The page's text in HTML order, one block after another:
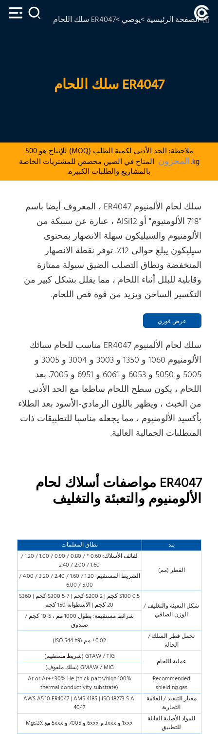
الصفحة الرئيسية>يوصي>ER4047 سلك اللحام
ER4047 سلك اللحام
ملاحظة: الحد الأدنى لكمية الطلب (MOQ) للإنتاج هو 500
kg. المخزون المتاح في الصين مخصص للمشتريات الخاصة
بالمشاريع والطلبات الكبيرة.
سلك لحام الألمنيوم ER4047 ، المعروف أيضا باسم
"718 الألومنيوم" أو AlSi12 ، عبارة عن سبيكة من
الألومنيوم والسيليكون سهلة الانصهار بمحتوى
سيليكون يبلغ حوالي 12٪. توفر نقطة الانصهار
المنخفضة ونطاق التصلب الضيق سيولة ممتازة
وقابلية للبلل أثناء اللحام ، مما يقلل بشكل كبير من
التكسير الساخن ويزيد من قوة قص اللحام.
عرض فوري
سلك لحام الألمنيوم ER4047 مناسب للحام سبائك
الألومنيوم 1060 و 1350 و 3003 و 3004 و 3005 و
5005 و 5050 و 6053 و 6061 و 6951 و 7005. بعد
اللحام ، يكون سطح اللحام ساطعا مع الحد الأدنى
من الخبث ، ويظهر باللون الرمادي-الأسود بعد الطلاء
بأكسيد الألومنيوم ، مما يجعله مناسبا للتطبيقات ذات
المتطلبات الجمالية العالية.
ER4047 مواصفات أسلاك لحام
الألومنيوم والتعبئة والتغليف
بند نطاق المعلمات
القطر (مم)
لفائف الأسلاك: 0.60 * / 0.80 / 0.90 / 1.00 / 1.20 /
1.60 / 2.00 / 2.40
الشريط المستقيم: 1.20 / 1.60 / 2.40 / 3.20 / 4.00 /
5.00 / 6.00
شكل التعبئة والتغليف /
الوزن الصافي
S100 0.5 كجم | S200 2 كجم | S300 5-7 كجم | S360
20 كجم | الأسطوانة 150 كجم
شرائط مستقيمة: بطول 1000 مم ، 5-10 كجم /
صندوق
تحمل قطر السلك /
الحالة
±0.02 مم (ISO 544 h9)
عملية اللحام
GTAW / TIG (شريط مستقيم)
GMAW / MIG (سلك ملفوف)
Recommended
shielding gas
100% Ar or Ar+≤30% He (thick parts/high
thermal conductivity substrate)
معيار التنفيذ / العلامة
التجارية
AWS A5.10 ER4047 | AMS 4185 | ISO 18273 S Al
4047
المواد الأصلية القابلة
للتطبيق
1xxx و 3xxx و 6xxx و 7005 و 5xxx مع Mg≤3٪